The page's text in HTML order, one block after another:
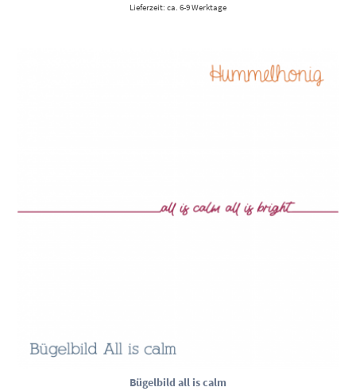
Lieferzeit: ca. 6-9 Werktage
Bügelbild all is calm